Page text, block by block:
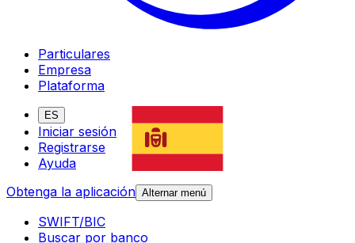
Particulares
Empresa
Plataforma
ES
Iniciar sesión
Registrarse
Ayuda
Obtenga la aplicación Alternar menú
SWIFT/BIC
Buscar por banco